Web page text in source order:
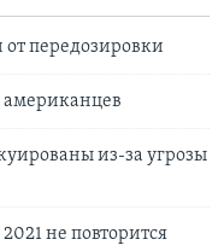
передозировки
американцев
из-за угрозы
не повторится